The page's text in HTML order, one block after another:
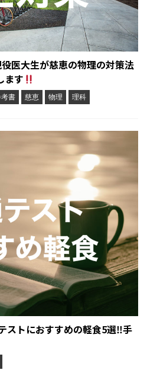
医大生が慈恵の物理の対策法
ます
書 慈恵 物理 理科
ストにおすすめの軽食5選‼︎手